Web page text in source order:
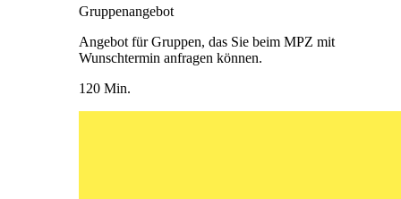
Gruppenangebot
Angebot für Gruppen, das Sie beim MPZ mit
Wunschtermin anfragen können.
120 Min.